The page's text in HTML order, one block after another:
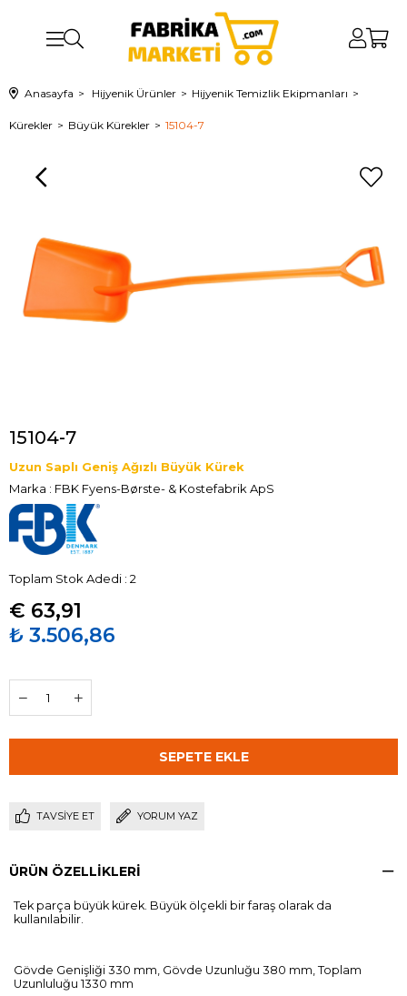
Anasayfa Hijyenik Ürünler Hijyenik Temizlik Ekipmanları
Kürekler Büyük Kürekler 15104-7
15104-7
Uzun Saplı Geniş Ağızlı Büyük Kürek
Marka : FBK Fyens-Børste- & Kostefabrik ApS
Toplam Stok Adedi : 2
€ 63,91
₺ 3.506,86
TAVSIYE ET YORUM YAZ
ÜRÜN ÖZELLIKLERI
Tek parça büyük kürek. Büyük ölçekli bir faraş olarak da
kullanılabilir.
Gövde Genişliği 330 mm, Gövde Uzunluğu 380 mm, Toplam
Uzunluluğu 1330 mm